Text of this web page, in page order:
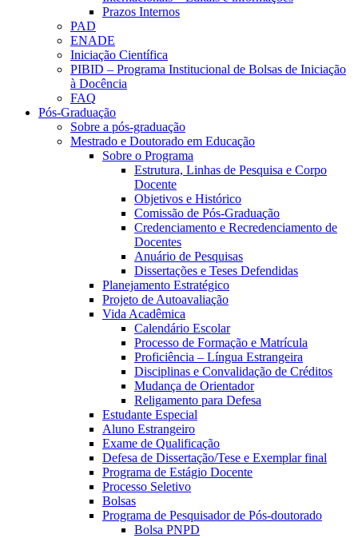
Prazos Internos
PAD
ENADE
Iniciação Científica
PIBID – Programa Institucional de Bolsas de Iniciação
à Docência
FAQ
Pós-Graduação
Sobre a pós-graduação
Mestrado e Doutorado em Educação
Sobre o Programa
Estrutura, Linhas de Pesquisa e Corpo
Docente
Objetivos e Histórico
Comissão de Pós-Graduação
Credenciamento e Recredenciamento de
Docentes
Anuário de Pesquisas
Dissertações e Teses Defendidas
Planejamento Estratégico
Projeto de Autoavaliação
Vida Acadêmica
Calendário Escolar
Processo de Formação e Matrícula
Proficiência – Língua Estrangeira
Disciplinas e Convalidação de Créditos
Mudança de Orientador
Religamento para Defesa
Estudante Especial
Aluno Estrangeiro
Exame de Qualificação
Defesa de Dissertação/Tese e Exemplar final
Programa de Estágio Docente
Processo Seletivo
Bolsas
Programa de Pesquisador de Pós-doutorado
Bolsa PNPD